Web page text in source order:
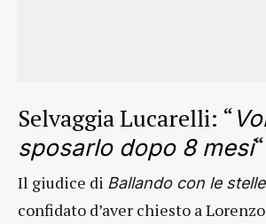
Selvaggia Lucarelli: “
sposarlo dopo 8 mesi“
Il giudice di Ballando con le stelle
confidato d’aver chiesto a